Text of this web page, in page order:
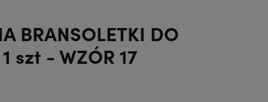
BRANSOLETKI DO
szt - WZÓR 17